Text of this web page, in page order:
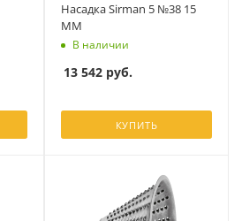
Насадка Sirman 5 №38 15
ММ
В наличии
13 542 руб.
КУПИТЬ